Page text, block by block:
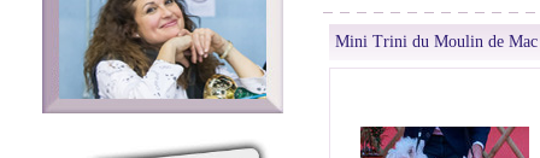
Mini Trini du Moulin de Mac